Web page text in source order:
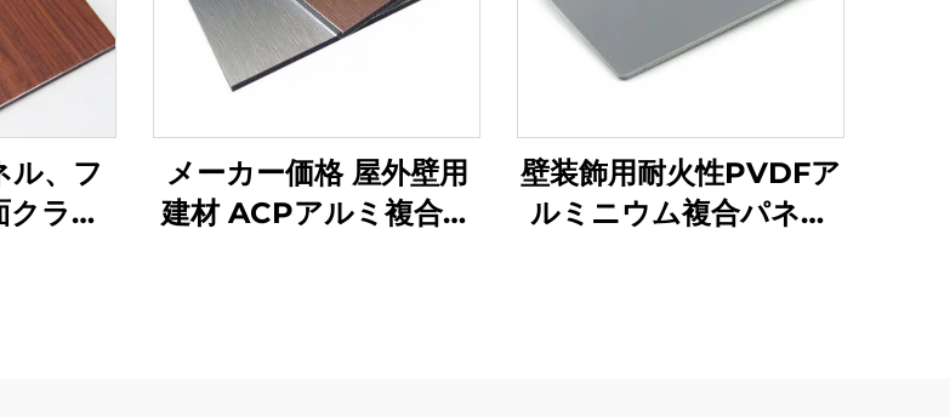
ル、フ
クラッ
メーカー価格 屋外壁用
建材 ACPアルミ複合パ
壁装飾用耐火性PVDFア
ルミニウム複合パネル